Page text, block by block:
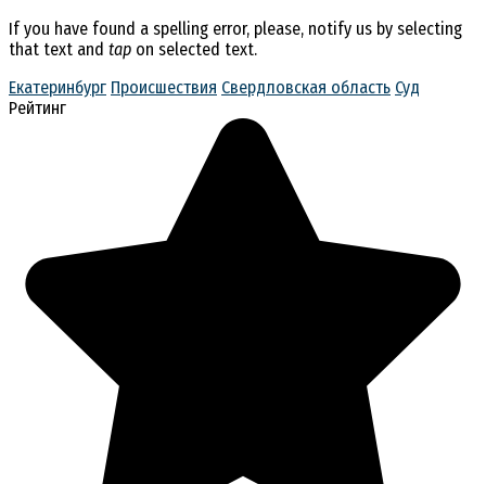
If you have found a spelling error, please, notify us by selecting
that text and tap on selected text.
Екатеринбург Происшествия Свердловская область Суд
Рейтинг